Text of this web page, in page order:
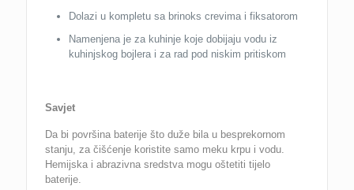
Dolazi u kompletu sa brinoks crevima i fiksatorom
Namenjena je za kuhinje koje dobijaju vodu iz
kuhinjskog bojlera i za rad pod niskim pritiskom
Savjet
Da bi površina baterije što duže bila u besprekornom
stanju, za čišćenje koristite samo meku krpu i vodu.
Hemijska i abrazivna sredstva mogu oštetiti tijelo
baterije.